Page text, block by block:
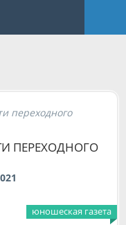
переходного
ПЕРЕХОДНОГО
юношеская газета